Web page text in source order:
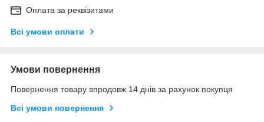
Оплата за реквізитами
Всі умови оплати
Умови повернення
Повернення товару впродовж 14 днів за рахунок покупця
Всі умови повернення